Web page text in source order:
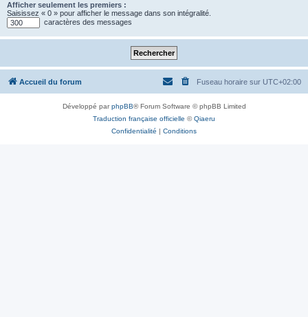
Afficher seulement les premiers :
Saisissez « 0 » pour afficher le message dans son intégralité.
caractères des messages
Accueil du forum Fuseau horaire sur UTC+02:00
Développé parphpBB® Forum Software © phpBB Limited
Traduction française officielle ©Qiaeru
Confidentialité
Conditions